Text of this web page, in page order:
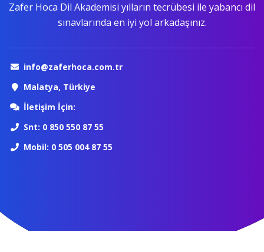
Zafer Hoca Dil Akademisi yılların tecrübesi ile yabancı dil
sınavlarında en iyi yol arkadaşınız.
info@zaferhoca.com.tr
Malatya, Türkiye
İletişim İçin:
Snt: 0 850 550 87 55
Mobil: 0 505 004 87 55